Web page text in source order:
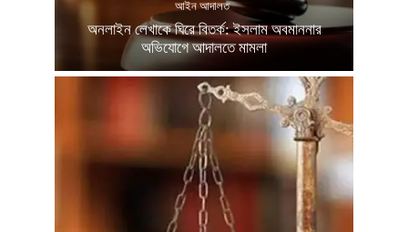
আইন আদালত
অনলাইন লেখাকে ঘিরে বিতর্ক: ইসলাম অবমাননার
অভিযোগে আদালতে মামলা